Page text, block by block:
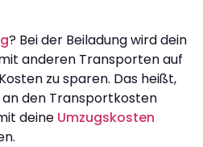
? Bei der Beiladung wird dein
anderen Transporten auf
zu sparen. Das heißt,
an den Transportkosten
deine Umzugskosten